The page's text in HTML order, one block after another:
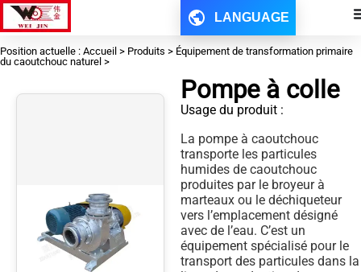
LANGUAGE
Position actuelle : Accueil > Produits > Équipement de transformation primaire
du caoutchouc naturel >
Pompe à colle
Usage du produit :
La pompe à caoutchouc
transporte les particules
humides de caoutchouc
produites par le broyeur à
marteaux ou le déchiqueteur
vers l’emplacement désigné
avec de l’eau. C’est un
équipement spécialisé pour le
transport des particules dans la